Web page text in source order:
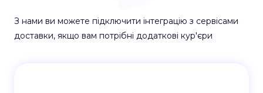
З нами ви можете підключити інтеграцію з сервісами
доставки, якщо вам потрібні додаткові кур'єри